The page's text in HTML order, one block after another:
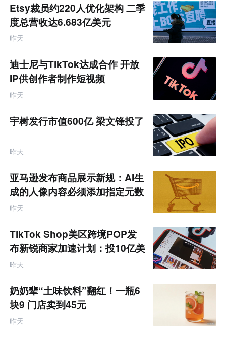
Etsy裁员约220人优化架构 二季
度总营收达6.683亿美元
昨天
迪士尼与TikTok达成合作 开放
IP供创作者制作短视频
昨天
宇树发行市值600亿 梁文锋投了
昨天
亚马逊发布商品展示新规：AI生
成的人像内容必须添加指定元数
据
昨天
TikTok Shop美区跨境POP发
布新锐商家加速计划：投10亿美
金资源帮扶四类商家
昨天
奶奶辈“土味饮料”翻红！一瓶6
块9 门店卖到45元
昨天